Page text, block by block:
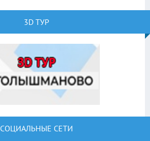
3D ТУР
СОЦИАЛЬНЫЕ СЕТИ